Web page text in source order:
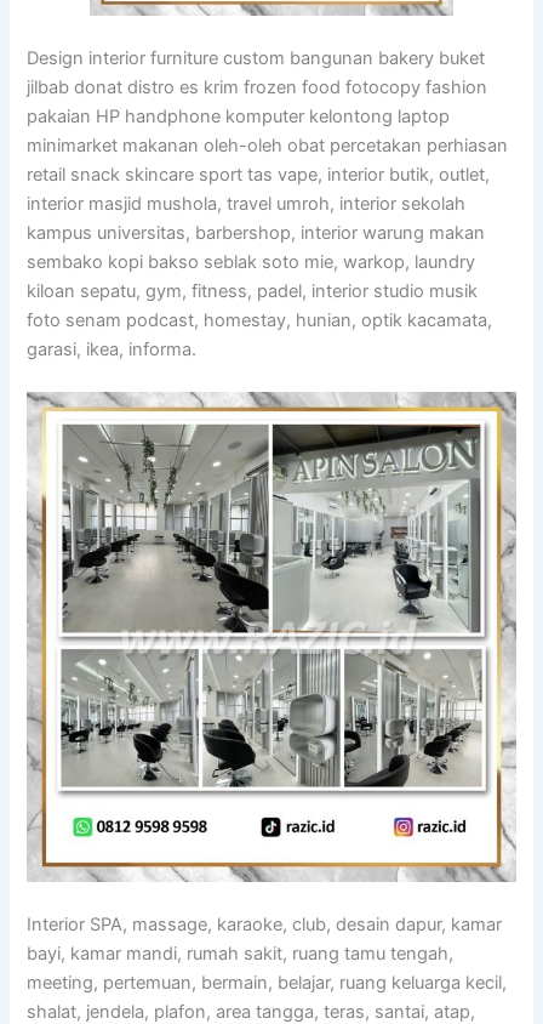
Design interior furniture custom bangunan bakery buket
jilbab donat distro es krim frozen food fotocopy fashion
pakaian HP handphone komputer kelontong laptop
minimarket makanan oleh-oleh obat percetakan perhiasan
retail snack skincare sport tas vape, interior butik, outlet,
interior masjid mushola, travel umroh, interior sekolah
kampus universitas, barbershop, interior warung makan
sembako kopi bakso seblak soto mie, warkop, laundry
kiloan sepatu, gym, fitness, padel, interior studio musik
foto senam podcast, homestay, hunian, optik kacamata,
garasi, ikea, informa.
Interior SPA, massage, karaoke, club, desain dapur, kamar
bayi, kamar mandi, rumah sakit, ruang tamu tengah,
meeting, pertemuan, bermain, belajar, ruang keluarga kecil,
shalat, jendela, plafon, area tangga, teras, santai, atap,